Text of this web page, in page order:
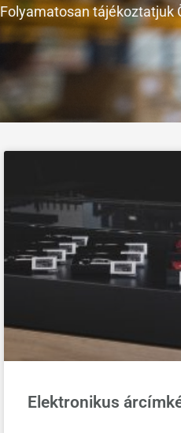
Folyamatosan tájékoztatjuk
Elektronikus